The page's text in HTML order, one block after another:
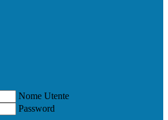
Nome Utente
Password